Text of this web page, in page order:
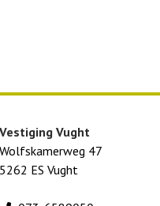
Vestiging Vught
Wolfskamerweg 47
5262 ES Vught